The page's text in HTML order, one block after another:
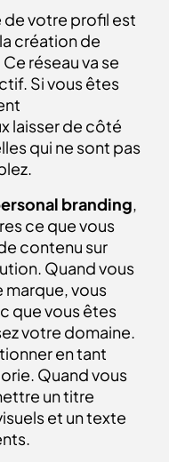
de votre profil est
création de
réseau va se
Si vous êtes
laisser de côté
qui ne sont pas
branding,
ce que vous
contenu sur
Quand vous
vous
que vous êtes
votre domaine.
en tant
Quand vous
un titre
et un texte